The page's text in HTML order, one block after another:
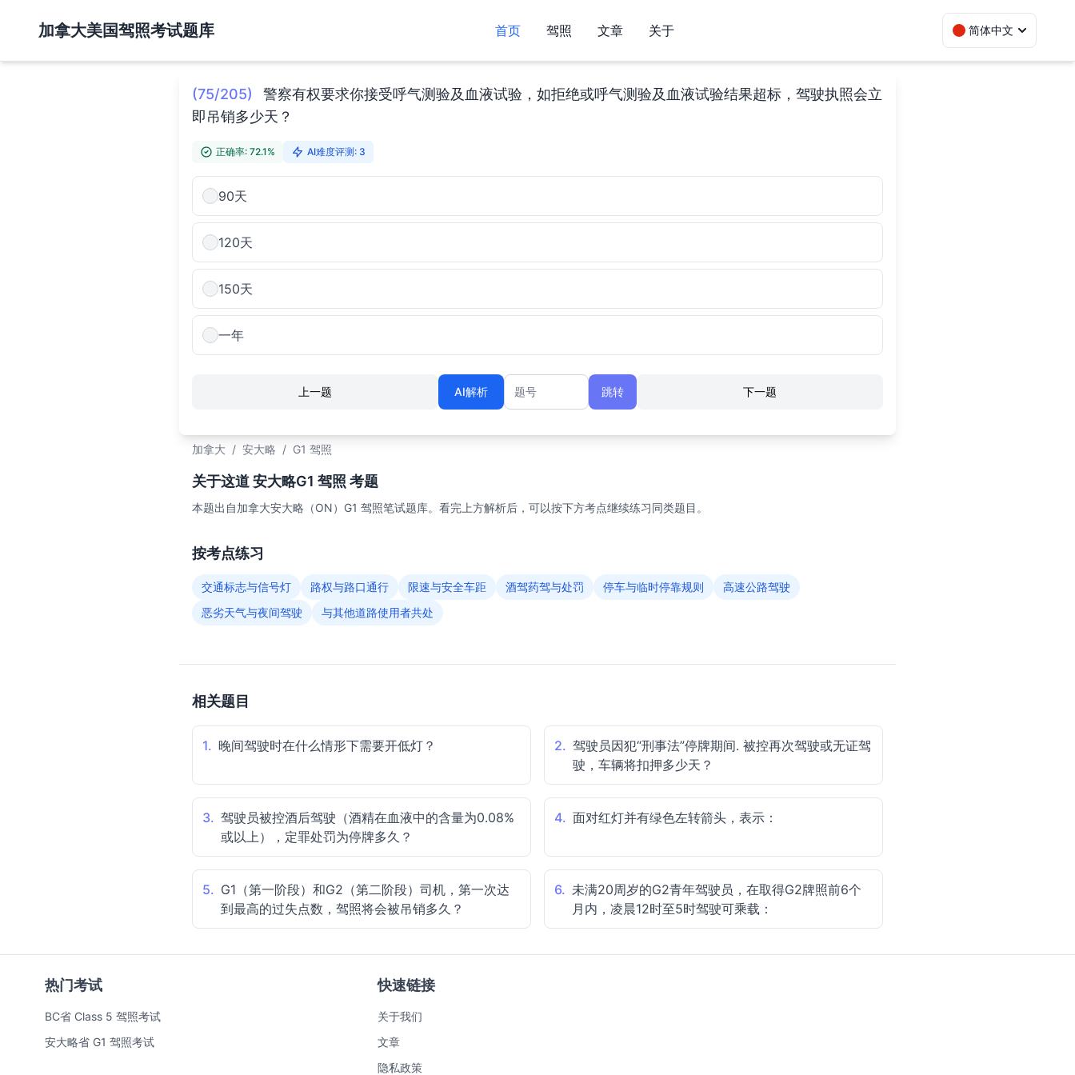
加拿大美国驾照考试题库 简体中文
首页 驾照 文章 关于
(75/205)
警察有权要求你接受呼气测验及血液试验，如拒绝或呼气测验及血液试验结果超标，驾驶执照会立
即吊销多少天？
正确率: 72.1% AI难度评测: 3
90天
120天
150天
一年
上一题 下一题
AI解析
题号
跳转
加拿大 / 安大略 / G1 驾照
关于这道 安大略G1 驾照 考题
本题出自加拿大安大略（ON）G1 驾照笔试题库。看完上方解析后，可以按下方考点继续练习同类题目。
按考点练习
交通标志与信号灯 路权与路口通行 限速与安全车距 酒驾药驾与处罚 停车与临时停靠规则
高速公路驾驶
恶劣天气与夜间驾驶
与其他道路使用者共处
相关题目
1. 晚间驾驶时在什么情形下需要开低灯？ 2. 驾驶员因犯“刑事法”停牌期间. 被控再次驾驶或无证驾
驶，车辆将扣押多少天？
3. 驾驶员被控酒后驾驶（酒精在血液中的含量为0.08%
或以上），定罪处罚为停牌多久？
4. 面对红灯并有绿色左转箭头，表示：
5. G1（第一阶段）和G2（第二阶段）司机，第一次达
到最高的过失点数，驾照将会被吊销多久？
6. 未满20周岁的G2青年驾驶员，在取得G2牌照前6个
月内，凌晨12时至5时驾驶可乘载：
热门考试
BC省 Class 5 驾照考试
安大略省 G1 驾照考试
快速链接
关于我们
文章
隐私政策